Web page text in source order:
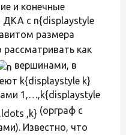
и конечные
ДКА с n{displaystyle
размера
как
вершинами, в
k{displaystyle k}
1,…,k{displaystyle
(орграф с
Известно, что